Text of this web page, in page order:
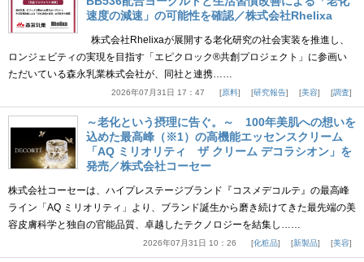
速度の減速」の可能性を確認／株式会社Rhelixa
株式会社Rhelixaが展開する老化研究の社会実装を推進し、
ロンジェビティの実現を目指す「エピクロック®共創プロジェクト」に参画い
ただいている森永乳業株式会社が、同社と連携……
2026年07月31日 17：47 原料 研究報告 美容 調査
～老化という摂理に告ぐ。～ 100年美肌への想いを
込めた最高峰（※1）の高機能エッセンスクリーム
「AQ ミリオリティ ザ クリーム デコラシオン」を
発売／株式会社コーセー
株式会社コーセーは、ハイプレステージブランド『コスメデコルテ』の最高峰
ライン「AQ ミリオリティ」より、ブランド誕生から磨き続けてきた最先端の美
容皮膚科学と独自の官能品質、卓越したテクノロジーを結集し……
2026年07月31日 10：26 化粧品 新製品 美容